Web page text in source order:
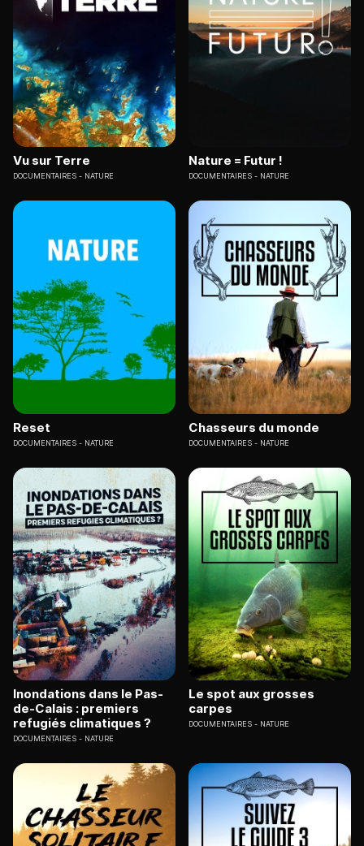
Vu sur Terre
DOCUMENTAIRES NATURE
Nature = Futur !
DOCUMENTAIRES NATURE
Reset
DOCUMENTAIRES NATURE
Chasseurs du monde
DOCUMENTAIRES NATURE
Inondations dans le Pas-
de-Calais : premiers
refugiés climatiques ?
DOCUMENTAIRES NATURE
Le spot aux grosses
carpes
DOCUMENTAIRES NATURE